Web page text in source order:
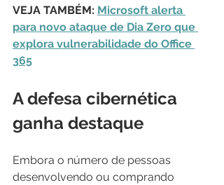
VEJA TAMBÉM: Microsoft alerta
para novo ataque de Dia Zero que
explora vulnerabilidade do Office
365
A defesa cibernética
ganha destaque
Embora o número de pessoas
desenvolvendo ou comprando